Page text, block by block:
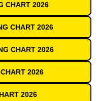
CHART 2026
CHART 2026
CHART 2026
2026
2026